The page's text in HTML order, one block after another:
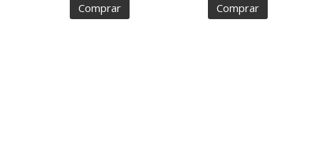
Comprar Comprar